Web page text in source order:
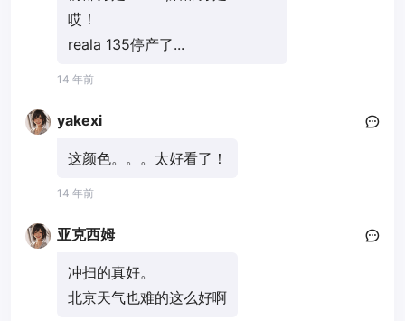
哎！
reala 135停产了...
14 年前
yakexi
这颜色。。。太好看了！
14 年前
亚克西姆
冲扫的真好。
北京天气也难的这么好啊